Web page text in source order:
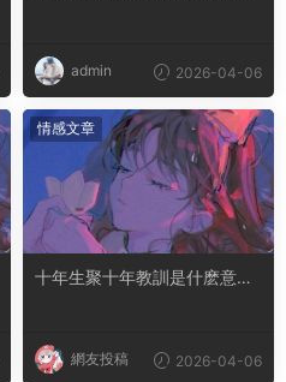
admin 2026-04-06
情感文章
十年生聚十年教訓是什麽意思
網友投稿 2026-04-06